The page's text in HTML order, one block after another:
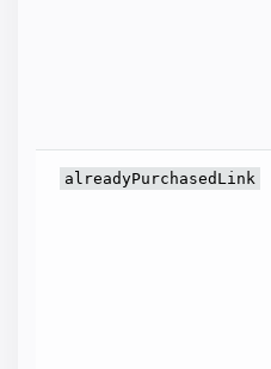
alreadyPurchasedLink